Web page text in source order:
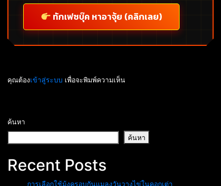
ทักเฟซบุ๊ค หาอาจุ้ย (คลิกเลย)
คุณต้องเข้าสู่ระบบ เพื่อจะพิมพ์ความเห็น
ค้นหา
ค้นหา
Recent Posts
การเลือกใช้มุ้งครอบกันแมลงวันวางไข่ในคอกเต่า